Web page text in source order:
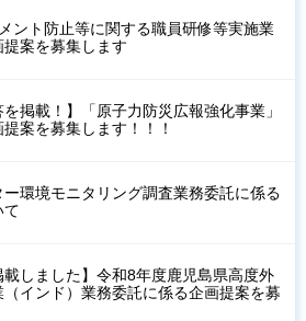
ント防止等に関する職員研修等実施業
案を募集します
を掲載！】「原子力防災広報強化事業」
案を募集します！！！
環境モニタリング調査業務委託に係る
て
載しました】令和8年度鹿児島県高度外
インド）業務委託に係る企画提案を募